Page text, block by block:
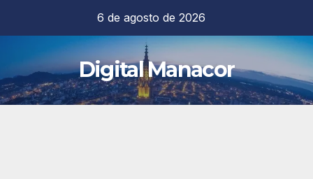
contenido
6 de agosto de 2026
Digital Manacor